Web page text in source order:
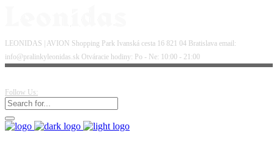
LEONIDAS | AVION Shopping Park Ivanská cesta 16 821 04 Bratislava email:
info@pralinkyleonidas.sk Otváracie hodiny: Po - Ne: 10:00 - 21:00
Follow Us: